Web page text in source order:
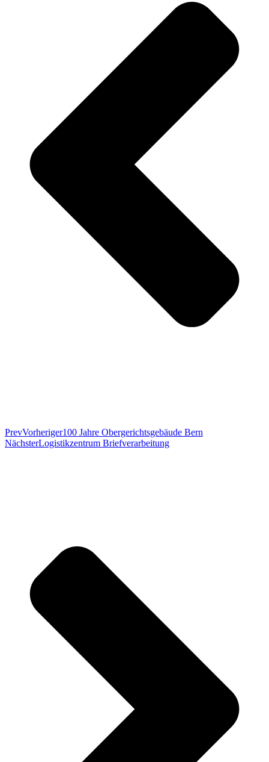
PrevVorheriger100 Jahre Obergerichtsgebäude Bern
NächsterLogistikzentrum Briefverarbeitung